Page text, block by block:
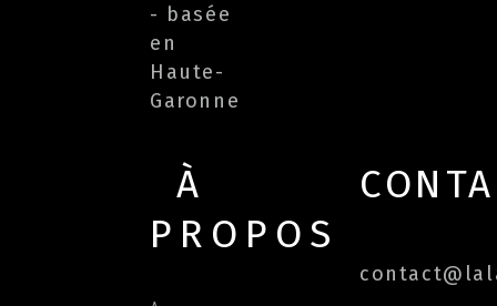
- basée
en
Haute-
Garonne
À
PROPOS